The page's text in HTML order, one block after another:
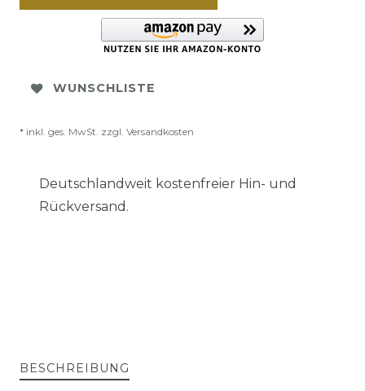
WUNSCHLISTE
* inkl. ges. MwSt. zzgl. Versandkosten
Deutschlandweit kostenfreier Hin- und
Rückversand.
BESCHREIBUNG